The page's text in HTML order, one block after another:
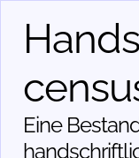
Eine